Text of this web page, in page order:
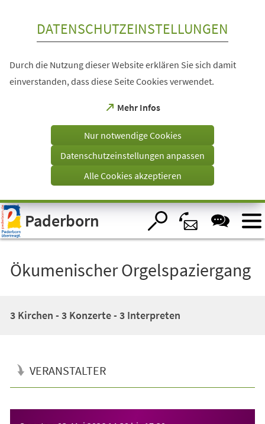
Visuelle
Assistenzsoftware
öffnen.
DATENSCHUTZEINSTELLUNGEN
Durch die Nutzung dieser Website erklären Sie sich damit
einverstanden, dass diese Seite Cookies verwendet.
Mehr Infos
(Öffnet
einem
Tab)
Nur notwendige Cookies
Datenschutzeinstellungen anpassen
Alle Cookies akzeptieren
Paderborn
Ökumenischer Orgelspaziergang
3 Kirchen - 3 Konzerte - 3 Interpreten
VERANSTALTER